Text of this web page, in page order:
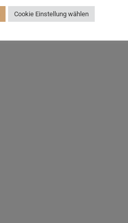
Cookie Einstellung wählen